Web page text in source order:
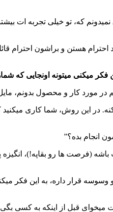
که، تو خیلی تجربه ات
هستن و براشون احترام
میکنی میتونه اونجایی که
مورد کار و محصول بدونم،
در این روش، شما کاری
انجام بده؟”
(فرصت ها رو بقاپه!)،
قرار داره، به این فکر
قبل از اینکه به کسی